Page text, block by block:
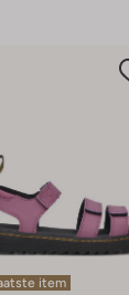
item